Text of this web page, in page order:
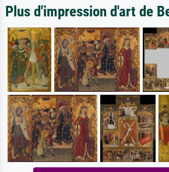
Plus d'impression d'art de